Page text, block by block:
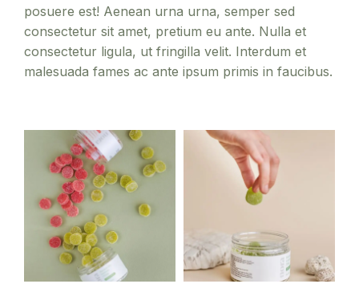
posuere est! Aenean urna urna, semper sed
consectetur sit amet, pretium eu ante. Nulla et
consectetur ligula, ut fringilla velit. Interdum et
malesuada fames ac ante ipsum primis in faucibus.